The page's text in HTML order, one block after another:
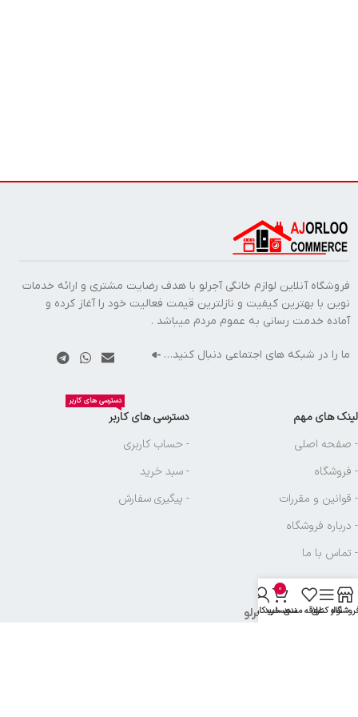
فروشگاه آنلاین لوازم خانگی آجرلو با هدف رضایت مشتری و ارائه خدمات
نوین با بهترین کیفیت و نازلترین قیمت فعالیت خود را آغاز کرده و
آماده خدمت رسانی به عموم مردم میباشد .
ما را در شبکه های اجتماعی دنبال کنید…
لینک های مهم
- صفحه اصلی
- فروشگاه
- قوانین و مقررات
- درباره فروشگاه
- تماس با ما
دسترسی های کاربر
دسترسی های کاربر
- حساب کاربری
- سبد خرید
- پیگیری سفارش
نماد های بازرگانی آجرلو
نوار کناریعلاقه مندی
0
سبد خرید
حساب کاربری من